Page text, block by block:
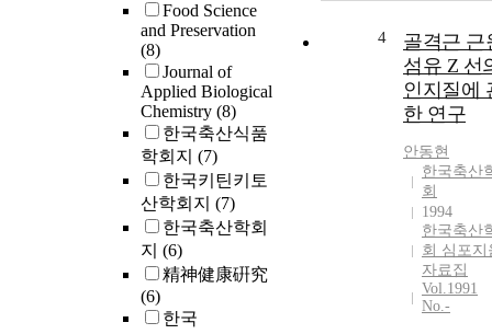
Food Science
and Preservation
(8)
Journal of
Applied Biological
Chemistry (8)
한국축산식품
학회지 (7)
한국키틴키토
산학회지 (7)
한국축산학회
지 (6)
精神健康硏究
(6)
한국
4
골격근 근
섬유 Z 선
인지질에
한 연구
안동현
한국축산
회
1994
한국축산
회 심포지
자료집
Vol.1991
No.-